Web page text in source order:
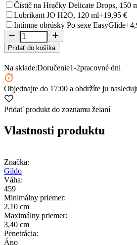
Čistič na Hračky Delicate Drops, 150
Lubrikant JO H2O, 120 ml+19,95 €
Intímne obrúsky Po sexe EasyGlide
Pridať do košíka
Na sklade:Doručenie1-2pracovné dni
Objednajte do 17:00 a obdržíte ju
Pridať produkt do zoznamu želaní
Vlastnosti produktu
Značka:
Gildo
Váha:
459
Minimálny priemer:
2,10 cm
Maximálny priemer:
3,40 cm
Penetrácia:
Áno